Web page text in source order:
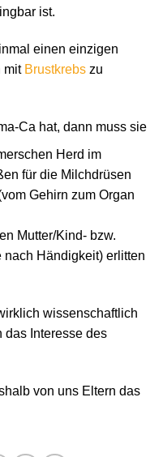
ist.
einen einzigen
mit Brustkrebs zu
Ca hat, dann muss sie
Herd im
für die Milchdrüsen
Gehirn zum Organ
Mutter/Kind- bzw.
nach Händigkeit) erlitten
wissenschaftlich
das Interesse des
von uns Eltern das